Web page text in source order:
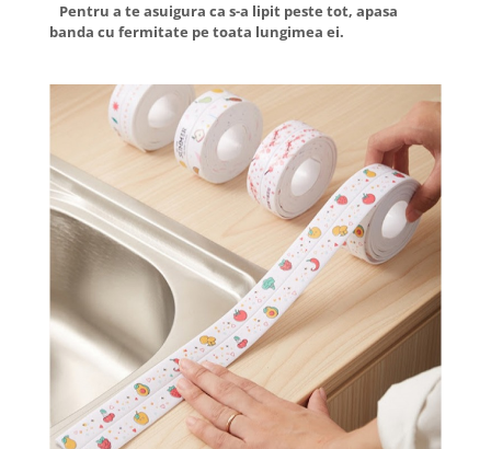
Pentru a te asuigura ca s-a lipit peste tot, apasa
banda cu fermitate pe toata lungimea ei.